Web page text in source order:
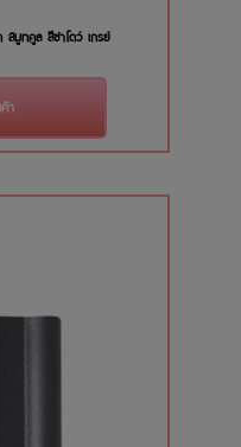
สมูทคูล สีชาโดว์ เกรย์
า